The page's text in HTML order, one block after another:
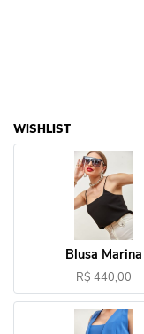
WISHLIST
Blusa Marina
R$ 440,00